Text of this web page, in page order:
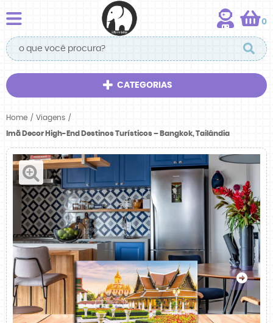
0
CATEGORIAS
Home Viagens
Imã Decor High-End Destinos Turísticos – Bangkok, Tailândia